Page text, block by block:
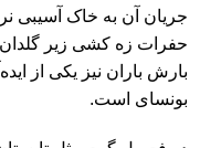
جریان آن به خاک آسیبی
حفرات زه کشی زیر گلدان
بارش باران نیز یکی از
بونسای است.